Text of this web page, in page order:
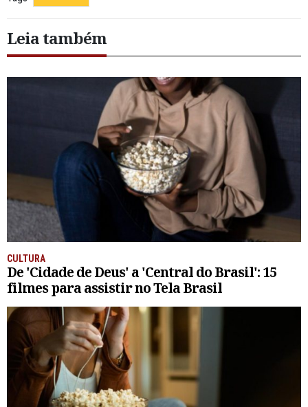
Leia também
CULTURA
De 'Cidade de Deus' a 'Central do Brasil': 15
filmes para assistir no Tela Brasil